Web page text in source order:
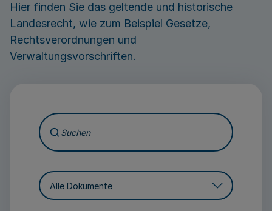
Hier finden Sie das geltende und historische
Landesrecht, wie zum Beispiel Gesetze,
Rechtsverordnungen und
Verwaltungsvorschriften.
Suchen